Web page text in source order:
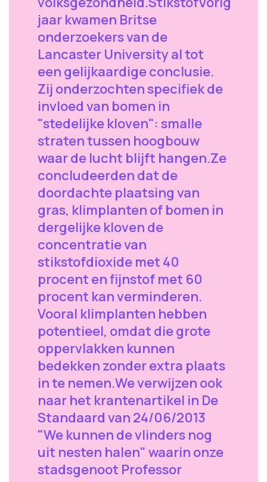
jaar kwamen Britse
onderzoekers van de
Lancaster University al tot
een gelijkaardige conclusie.
Zij onderzochten specifiek de
invloed van bomen in
"stedelijke kloven": smalle
straten tussen hoogbouw
waar de lucht blijft hangen.Ze
concludeerden dat de
doordachte plaatsing van
gras, klimplanten of bomen in
dergelijke kloven de
concentratie van
stikstofdioxide met 40
procent en fijnstof met 60
procent kan verminderen.
Vooral klimplanten hebben
potentieel, omdat die grote
oppervlakken kunnen
bedekken zonder extra plaats
in te nemen.We verwijzen ook
naar het krantenartikel in De
Standaard van 24/06/2013
"We kunnen de vlinders nog
uit nesten halen" waarin onze
stadsgenoot Professor